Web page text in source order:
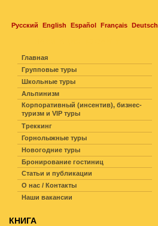
Русский English Español Français Deutsch
Главная
Групповые туры
Школьные туры
Альпинизм
Корпоративный (инсентив), бизнес-
туризм и VIP туры
Треккинг
Горнолыжные туры
Новогодние туры
Бронирование гостиниц
Статьи и публикации
О нас / Контакты
Наши вакансии
КНИГА